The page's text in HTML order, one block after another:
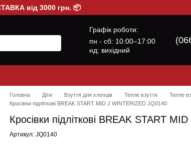
від 3000 грн. 📦
Графік роботи:
пн - сб: 10:00–17:00
нд: вихідний
Головна Діти Взуття для хлопців Тепле взуття
Тепле
Кросівки підліткові BREAK START MID J WINTERIZED JQ0140
Кросівки підліткові BREAK START
Артикул: JQ0140